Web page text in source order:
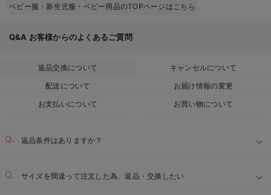
ベビー服・新生児服・ベビー用品のTOPページはこちら
Q&A お客様からのよくあるご質問
返品交換について
キャンセルについて
配送について
お届け情報の変更
お支払いについて
お買い物について
返品条件はありますか？
サイズを間違って注文した為、返品・交換したい